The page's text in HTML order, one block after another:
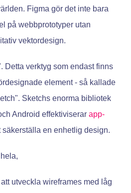
Figma gör det inte bara
på webbprototyper utan
vektordesign.
Detta verktyg som endast finns
element - så kallade
Sketchs enorma bibliotek
Android effektiviserar app-
säkerställa en enhetlig design.
utveckla wireframes med låg